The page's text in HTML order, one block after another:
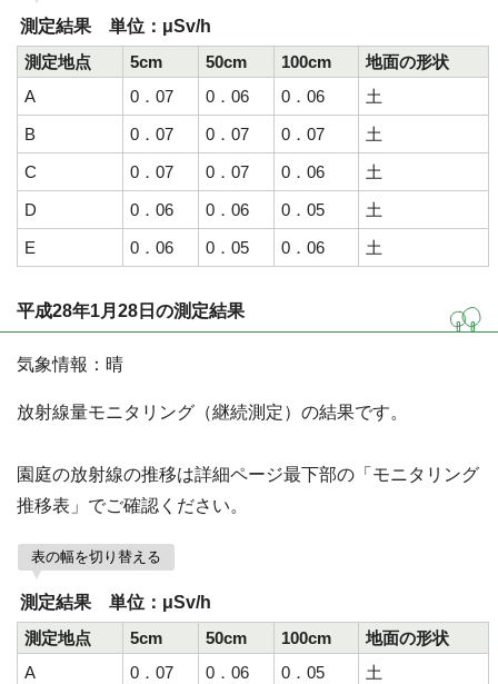
測定結果 単位：μSv/h
測定地点
5cm 50cm 100cm
地面の形状
A
0．07 0．06 0．06
土
B
0．07 0．07 0．07
土
C
0．07 0．07 0．06
土
D
0．06 0．06 0．05
土
E
0．06 0．05 0．06 土
平成28年1月28日の測定結果
気象情報：晴
放射線量モニタリング（継続測定）の結果です。
園庭の放射線の推移は詳細ページ最下部の「モニタリング
推移表」でご確認ください。
表の幅を切り替える
測定結果 単位：μSv/h
測定地点
5cm 50cm 100cm
地面の形状
A
0．07 0．06 0．05
土